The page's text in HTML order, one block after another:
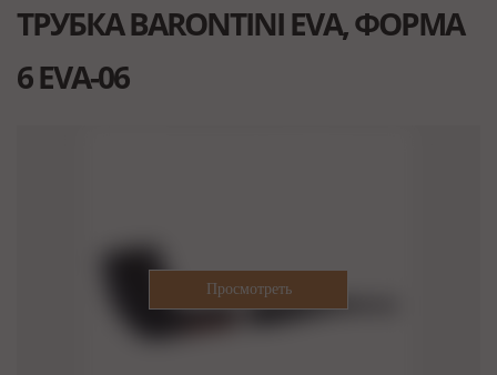
ТРУБКА BARONTINI EVA, ФОРМА
6 EVA-06